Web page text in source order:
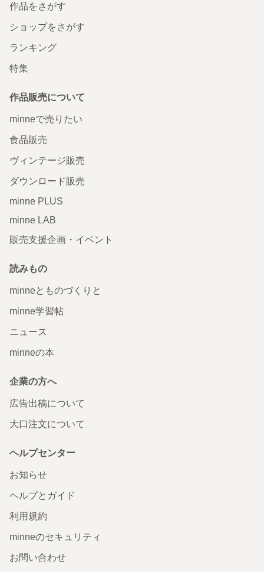
作品をさがす
ショップをさがす
ランキング
特集
作品販売について
minneで売りたい
食品販売
ヴィンテージ販売
ダウンロード販売
minne PLUS
minne LAB
販売支援企画・イベント
読みもの
minneとものづくりと
minne学習帖
ニュース
minneの本
企業の方へ
広告出稿について
大口注文について
ヘルプセンター
お知らせ
ヘルプとガイド
利用規約
minneのセキュリティ
お問い合わせ